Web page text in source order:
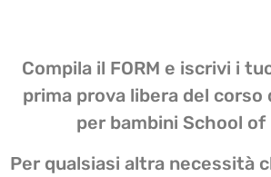
Compila il FORM e iscrivi i
prima prova libera del corso
per bambini School of
Per qualsiasi altra necessità